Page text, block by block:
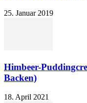
25. Januar 2019
Himbeer-
Backen)
18. April 2021